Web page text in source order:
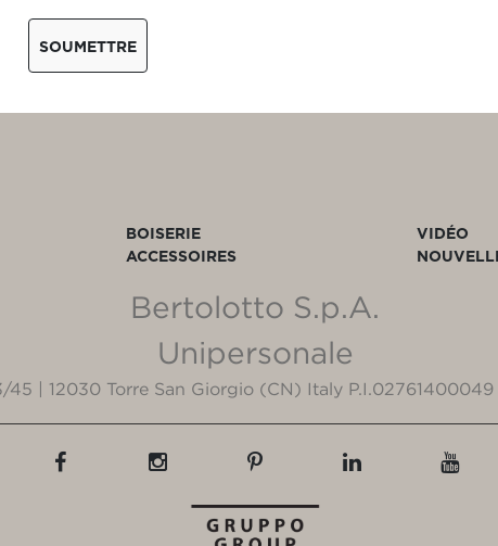
SOUMETTRE
BOISERIE
ACCESSOIRES
VIDÉO
Bertolotto S.p.A.
Unipersonale
45 | 12030 Torre San Giorgio (CN) Italy